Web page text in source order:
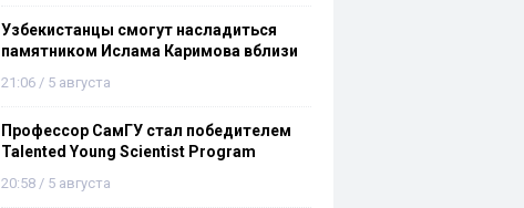
Узбекистанцы смогут насладиться
памятником Ислама Каримова вблизи
21:06 / 5 августа
Профессор СамГУ стал победителем
Talented Young Scientist Program
20:58 / 5 августа